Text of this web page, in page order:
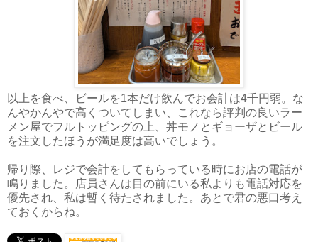
以上を食べ、ビールを1本だけ飲んでお会計は4千円弱。な
んやかんやで高くついてしまい、これなら評判の良いラー
メン屋でフルトッピングの上、丼モノとギョーザとビール
を注文したほうが満足度は高いでしょう。
帰り際、レジで会計をしてもらっている時にお店の電話が
鳴りました。店員さんは目の前にいる私よりも電話対応を
優先され、私は暫く待たされました。あとで君の悪口考え
ておくからね。